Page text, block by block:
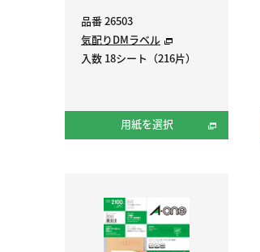
品番 26503
気配りDMラベル
入数 18シート（216片）
用紙を選択